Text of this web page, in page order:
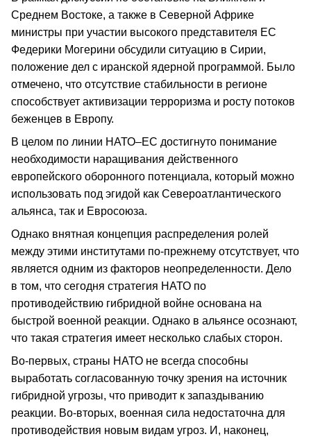
Среднем Востоке, а также в Северной Африке
министры при участии высокого представителя ЕС
Федерики Могерини обсудили ситуацию в Сирии,
положение дел с иранской ядерной программой. Было
отмечено, что отсутствие стабильности в регионе
способствует активизации терроризма и росту потоков
беженцев в Европу.
В целом по линии НАТО–ЕС достигнуто понимание
необходимости наращивания действенного
европейского оборонного потенциала, который можно
использовать под эгидой как Североатлантического
альянса, так и Евросоюза.
Однако внятная концепция распределения ролей
между этими институтами по-прежнему отсутствует, что
является одним из факторов неопределенности. Дело
в том, что сегодня стратегия НАТО по
противодействию гибридной войне основана на
быстрой военной реакции. Однако в альянсе осознают,
что такая стратегия имеет несколько слабых сторон.
Во-первых, страны НАТО не всегда способны
выработать согласованную точку зрения на источник
гибридной угрозы, что приводит к запаздыванию
реакции. Во-вторых, военная сила недостаточна для
противодействия новым видам угроз. И, наконец,